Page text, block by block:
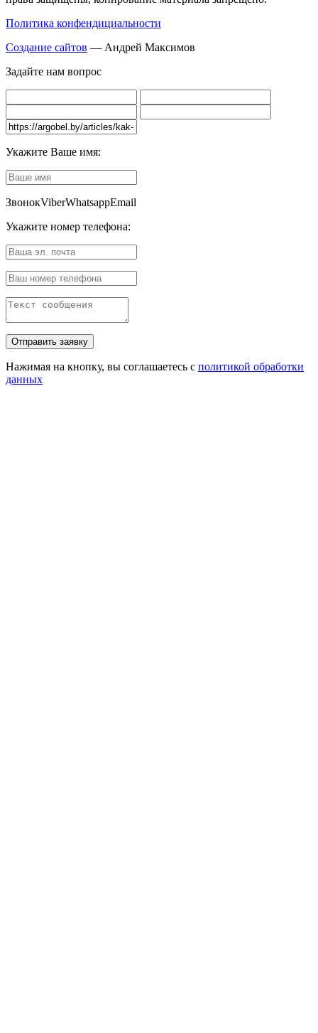
Политика конфендициальности
Создание сайтов — Андрей Максимов
Задайте нам вопрос
Укажите Ваше имя:
ЗвонокViberWhatsappEmail
Укажите номер телефона:
Нажимая на кнопку, вы соглашаетесь с политикой обработки
данных